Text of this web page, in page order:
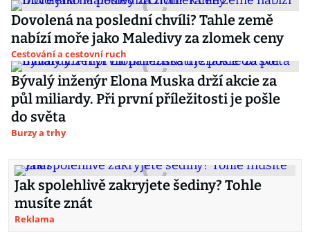
Dovolená na poslední chvíli? Tahle země
nabízí moře jako Maledivy za zlomek ceny
Cestování a cestovní ruch
Bývalý inženýr Elona Muska drží akcie za
půl miliardy. Při první příležitosti je pošle
do světa
Burzy a trhy
Jak spolehlivě zakryjete šediny? Tohle
musíte znát
Reklama